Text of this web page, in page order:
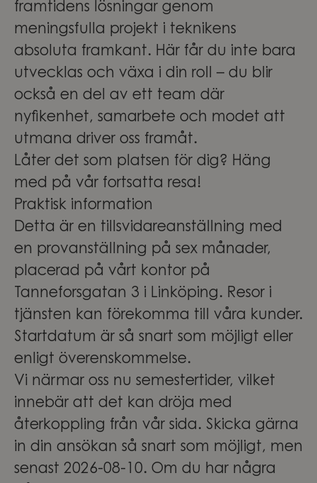
framtidens lösningar genom
meningsfulla projekt i teknikens
absoluta framkant. Här får du inte bara
utvecklas och växa i din roll – du blir
också en del av ett team där
nyfikenhet, samarbete och modet att
utmana driver oss framåt.
Låter det som platsen för dig? Häng
med på vår fortsatta resa!
Praktisk information
Detta är en tillsvidareanställning med
en provanställning på sex månader,
placerad på vårt kontor på
Tanneforsgatan 3 i Linköping. Resor i
tjänsten kan förekomma till våra kunder.
Startdatum är så snart som möjligt eller
enligt överenskommelse.
Vi närmar oss nu semestertider, vilket
innebär att det kan dröja med
återkoppling från vår sida. Skicka gärna
in din ansökan så snart som möjligt, men
senast 2026-08-10. Om du har några